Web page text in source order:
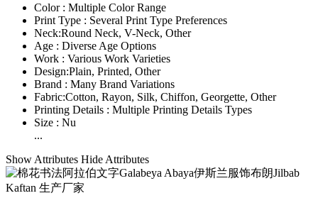
Color : Multiple Color Range
Print Type : Several Print Type Preferences
Neck:Round Neck, V-Neck, Other
Age : Diverse Age Options
Work : Various Work Varieties
Design:Plain, Printed, Other
Brand : Many Brand Variations
Fabric:Cotton, Rayon, Silk, Chiffon, Georgette, Other
Printing Details : Multiple Printing Details Types
Size : Nu
...
Show Attributes Hide Attributes